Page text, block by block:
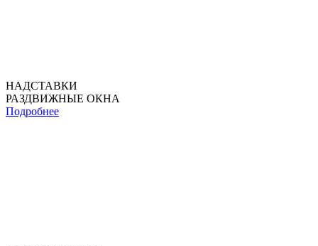
НАДСТАВКИ
РАЗДВИЖНЫЕ ОКНА
Подробнее